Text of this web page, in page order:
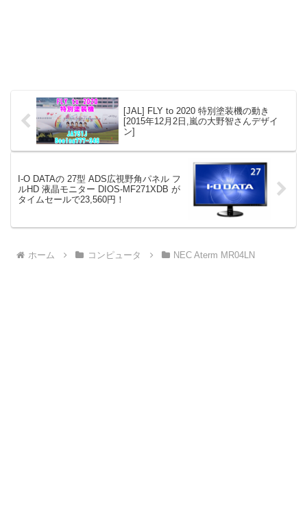
[JAL] FLY to 2020 特別塗装機の動き
[2015年12月2日,嵐の大野智さんデザイ
ン]
I-O DATAの 27型 ADS広視野角パネル フ
ルHD 液晶モニター DIOS-MF271XDB が
タイムセールで23,560円！
ホーム コンピュータ NEC Aterm MR04LN